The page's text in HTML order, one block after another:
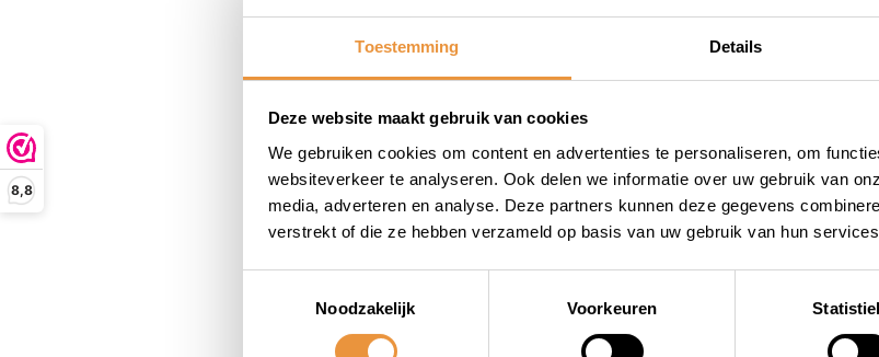
Toestemming Details
Deze website maakt gebruik van cookies
We gebruiken cookies om content en advertenties te personaliseren, om
websiteverkeer te analyseren. Ook delen we informatie over uw gebruik van
media, adverteren en analyse. Deze partners kunnen deze gegevens
verstrekt of die ze hebben verzameld op basis van uw gebruik van hun
Noodzakelijk
Voorkeuren
8,8
15,67